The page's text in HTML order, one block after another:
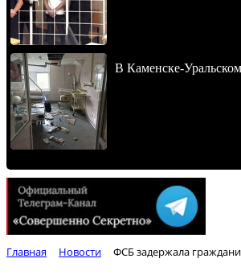
В Каменске-
Главная Новости ФСБ задержала